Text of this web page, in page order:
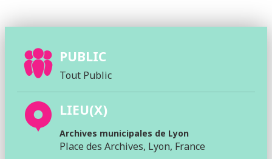
PUBLIC
Tout Public
LIEU(X)
Archives municipales de Lyon
Place des Archives, Lyon, France